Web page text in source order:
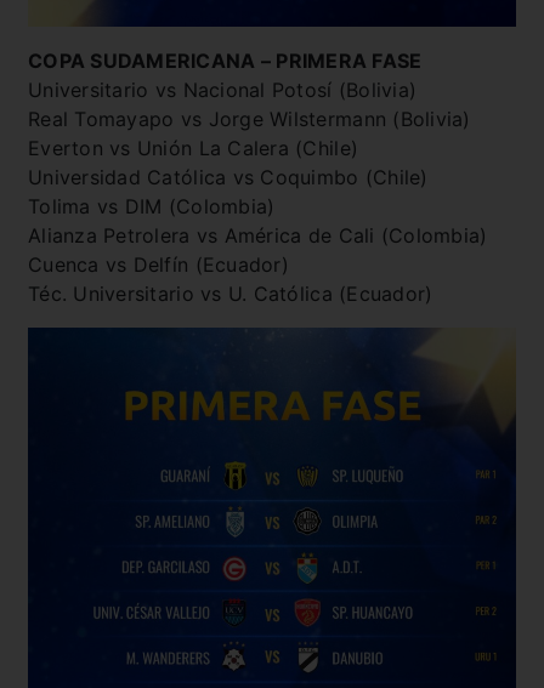
COPA SUDAMERICANA – PRIMERA FASE
Universitario vs Nacional Potosí (Bolivia)
Real Tomayapo vs Jorge Wilstermann (Bolivia)
Everton vs Unión La Calera (Chile)
Universidad Católica vs Coquimbo (Chile)
Tolima vs DIM (Colombia)
Alianza Petrolera vs América de Cali (Colombia)
Cuenca vs Delfín (Ecuador)
Téc. Universitario vs U. Católica (Ecuador)